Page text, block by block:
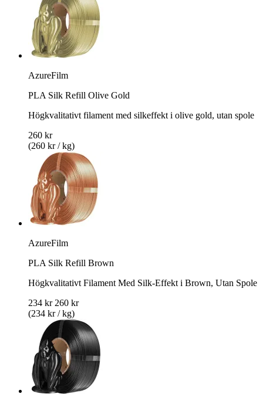
AzureFilm
PLA Silk Refill Olive Gold
Högkvalitativt filament med silkeffekt i olive gold, utan spole
260 kr
(260 kr / kg)
AzureFilm
PLA Silk Refill Brown
Högkvalitativt Filament Med Silk-Effekt i Brown, Utan Spole
234 kr 260 kr
(234 kr / kg)